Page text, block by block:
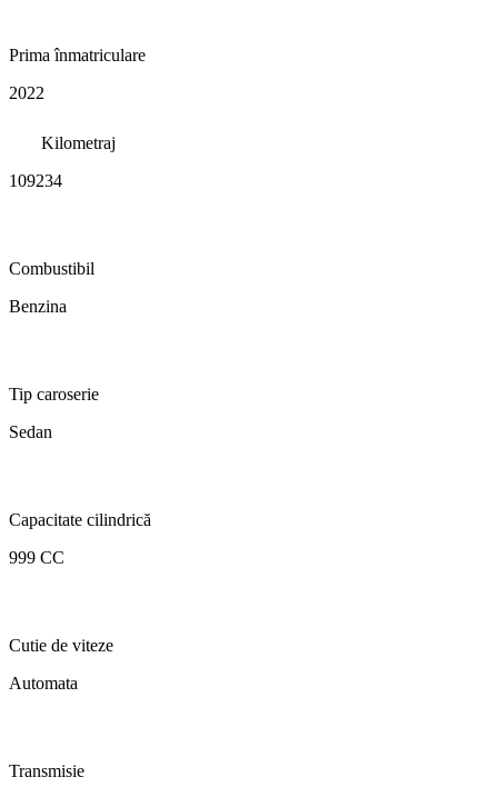
Prima înmatriculare
2022
Kilometraj
109234
Combustibil
Benzina
Tip caroserie
Sedan
Capacitate cilindrică
999 CC
Cutie de viteze
Automata
Transmisie